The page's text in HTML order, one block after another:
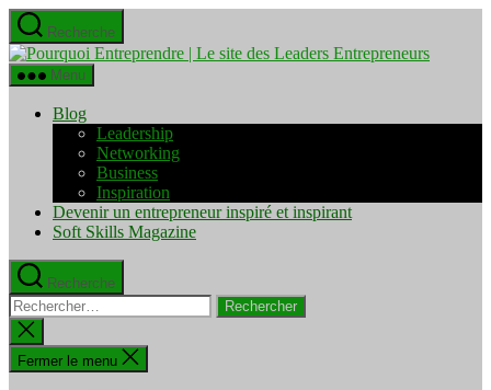
Aller
au
contenu
Recherche
Pourquoi
Menu
Blog
Leadership
Networking
Business
Inspiration
Devenir un entrepreneur inspiré et inspirant
Soft Skills Magazine
Recherche
Rechercher :
Fermer
la
recherche
Fermer le menu